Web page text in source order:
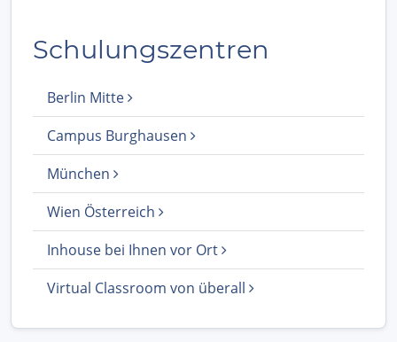
Schulungszentren
Berlin Mitte
Campus Burghausen
München
Wien Österreich
Inhouse bei Ihnen vor Ort
Virtual Classroom von überall